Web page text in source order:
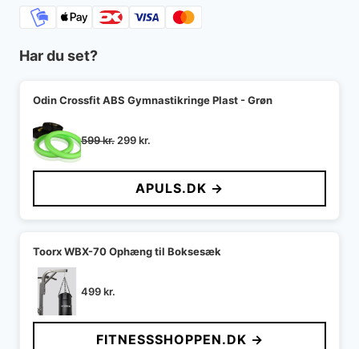
Har du set?
Odin Crossfit ABS Gymnastikringe Plast - Grøn
599kr. Den
pris
599 kr..
299kr.
pris
er:
299 kr..
APULS.DK →
Toorx WBX-70 Ophæng til Boksesæk
499kr.
FITNESSSHOPPEN.DK →